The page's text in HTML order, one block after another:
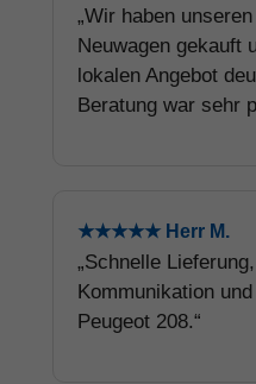
„Wir haben
Neuwagen gekauft
lokalen Angebot
Beratung war sehr
★★★★★ Herr M.
„Schnelle
Kommunikation
Peugeot 208.“